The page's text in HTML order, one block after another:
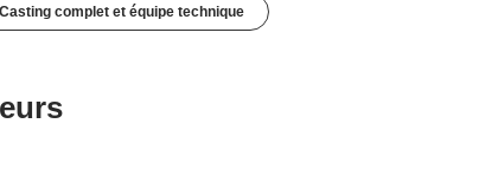
Casting complet et équipe technique